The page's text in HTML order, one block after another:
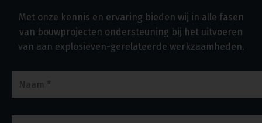
Met onze kennis en ervaring bieden wij in alle fasen
van bouwprojecten ondersteuning bij het uitvoeren
van aan explosieven-gerelateerde werkzaamheden.